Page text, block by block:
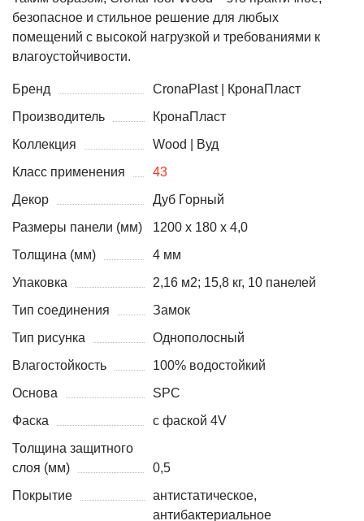
безопасное и стильное решение для любых
помещений с высокой нагрузкой и требованиями к
влагоустойчивости.
Бренд
CronaPlast | КронаПласт
Производитель
КронаПласт
Коллекция
Wood | Вуд
Класс применения
43
Декор
Дуб Горный
Размеры панели (мм)
1200 х 180 х 4,0
Толщина (мм)
4 мм
Упаковка
2,16 м2; 15,8 кг, 10 панелей
Тип соединения
Замок
Тип рисунка
Однополосный
Влагостойкость
100% водостойкий
Основа
SPC
Фаска
с фаской 4V
Толщина защитного
слоя (мм)
0,5
Покрытие
антистатическое,
антибактериальное